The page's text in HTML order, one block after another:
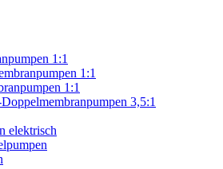
1:1
1:1
1:1
3,5:1
elektrisch